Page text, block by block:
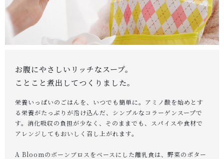
SHOPPING GUIDE
ショッピングガイド
CONTENTS
コンテンツ
PRIVACY
プライバシーポリシー
お腹にやさしいリッチなスープ。
ことこと煮出してつくりました。
栄養いっぱいのごはんを、いつでも簡単に。アミノ酸を始めとす
る栄養がたっぷりが溶け込んだ、シンプルなコラーゲンスープで
す。消化吸収の負担が少なく、そのままでも、スパイスや食材で
アレンジしてもおいしく召し上がれます。
A Bloomのボーンブロスをベースにした離乳食は、野菜のポター